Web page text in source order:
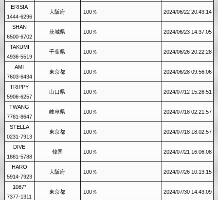
ERISIA
1444-6296
大阪府 100％ 2024/06/22 20:43:14
SHAN
6500-6702
茨城県 100％ 2024/06/23 14:37:05
TAKUMI
4936-5519
千葉県 100％ 2024/06/26 20:22:28
AMI
7603-6434
東京都 100％ 2024/06/28 09:56:06
TRIPPY
5906-6257
山口県 100％ 2024/07/12 15:26:51
TWANG
7781-8647
岐阜県 100％ 2024/07/18 02:21:57
STELLA
0231-7913
東京都 100％ 2024/07/18 18:02:57
DIVE
1881-5788
韓国 100％ 2024/07/21 16:06:08
HARO
5914-7923
大阪府 100％ 2024/07/26 10:13:15
1087*
7377-1311
東京都 100％ 2024/07/30 14:43:09